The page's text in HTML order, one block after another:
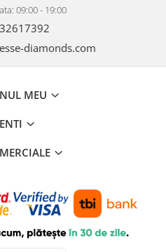
09:00 - 19:00
diamonds.com
MEU